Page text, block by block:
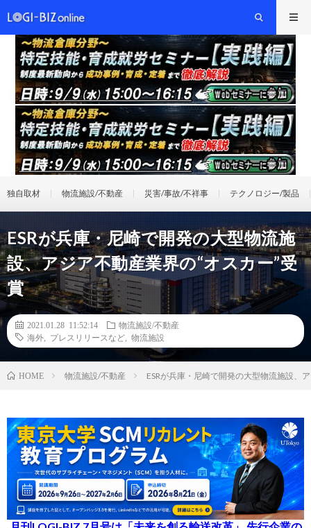
独自取材 物流施設/不動産 災害/事故/不祥事 テクノロジー/製品
ESRが兵庫・尼崎で開発の大型物流施
設、アジア不動産業界の“オスカー”受
賞
2021.01.28 11:52:14
物流施設/不動産
海外
プレスリリースなど 物流施設
HOME 物流施設/不動産 ESRが兵庫・尼崎で開発の大型物流施設、